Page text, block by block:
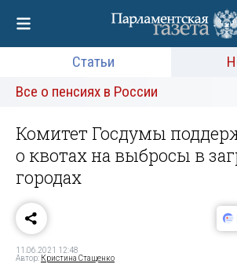
Статьи
Все о пенсиях в России
Комитет Госдумы
о квотах на выбросы в
городах
11.06.2021 12:48
Автор: Кристина Стащенко